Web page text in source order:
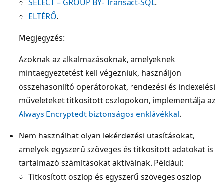
SELECT – GROUP BY- Transact-SQL.
ELTÉRŐ.
Megjegyzés:
Azoknak az alkalmazásoknak, amelyeknek
mintaegyeztetést kell végezniük, használjon
összehasonlító operátorokat, rendezési és indexelési
műveleteket titkosított oszlopokon, implementálja az
Always Encryptedt biztonságos enklávékkal.
Nem használhat olyan lekérdezési utasításokat,
amelyek egyszerű szöveges és titkosított adatokat is
tartalmazó számításokat aktiválnak. Például:
Titkosított oszlop és egyszerű szöveges oszlop